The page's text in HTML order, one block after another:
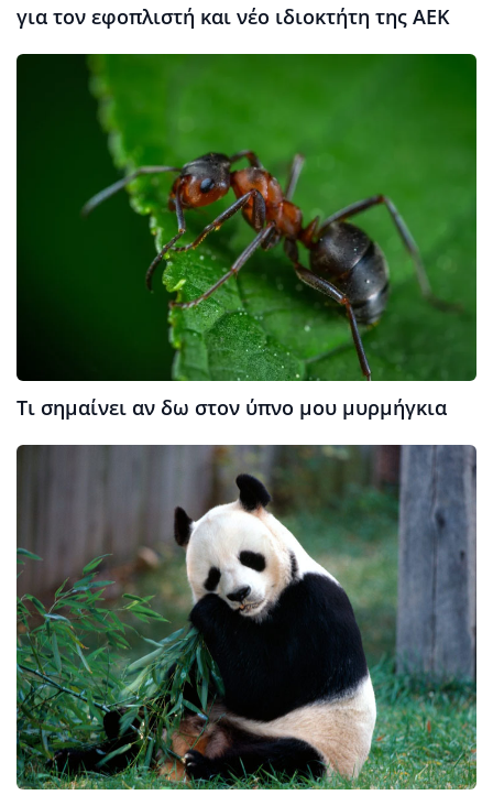
για τον εφοπλιστή και νέο ιδιοκτήτη της ΑΕΚ
Τι σημαίνει αν δω στον ύπνο μου μυρμήγκια